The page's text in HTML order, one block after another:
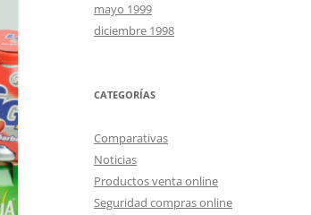
mayo 1999
diciembre 1998
CATEGORÍAS
Comparativas
Noticias
Productos venta online
Seguridad compras online